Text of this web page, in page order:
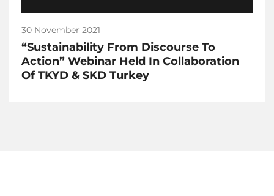
30 November 2021
“Sustainability From Discourse To
Action” Webinar Held In Collaboration
Of TKYD & SKD Turkey